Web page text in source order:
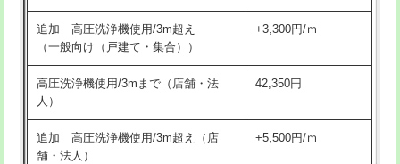
マス交換（深さ50㎝以上） 66,000円
コンクリート斫り（厚さ10㎝まで） 27,500円
コンクリート斫り（厚さ10㎝超え）
モルタル補修（厚さ10㎝まで）
持込商品取付（混合水栓） 16,500円
給水管工事※（ホール加工)
給水管工事※（バンド止め) 3,300円
追加 高圧洗浄機使用/3m超え
（一般向け（戸建て・集合））
+3,300円/ｍ
高圧洗浄機使用/3mまで（店舗・法
人）
42,350円
追加 高圧洗浄機使用/3m超え（店
舗・法人）
+5,500円/ｍ